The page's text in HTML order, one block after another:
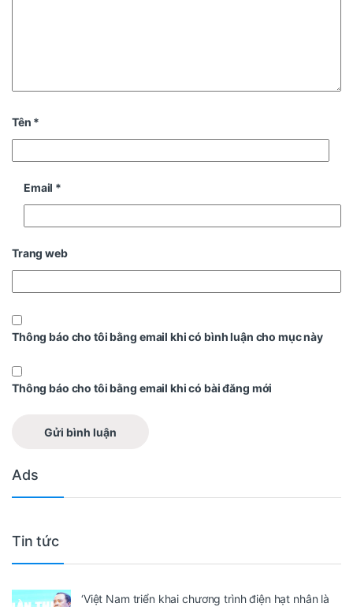
Tên *
Email *
Trang web
Thông báo cho tôi bằng email khi có bình luận cho mục này
Thông báo cho tôi bằng email khi có bài đăng mới
Ads
Tin tức
‘Việt Nam triển khai chương trình điện hạt nhân là